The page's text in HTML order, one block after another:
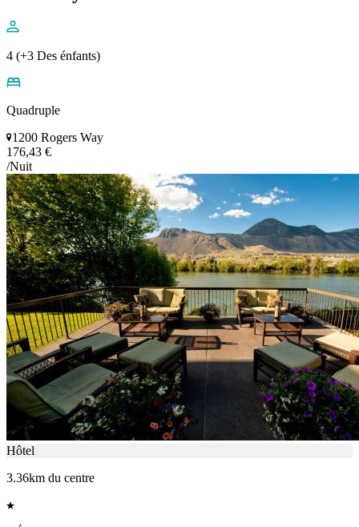
4 (+3 Des énfants)
Quadruple
1200 Rogers Way
176,43 €
/Nuit
Hôtel
3.36km du centre